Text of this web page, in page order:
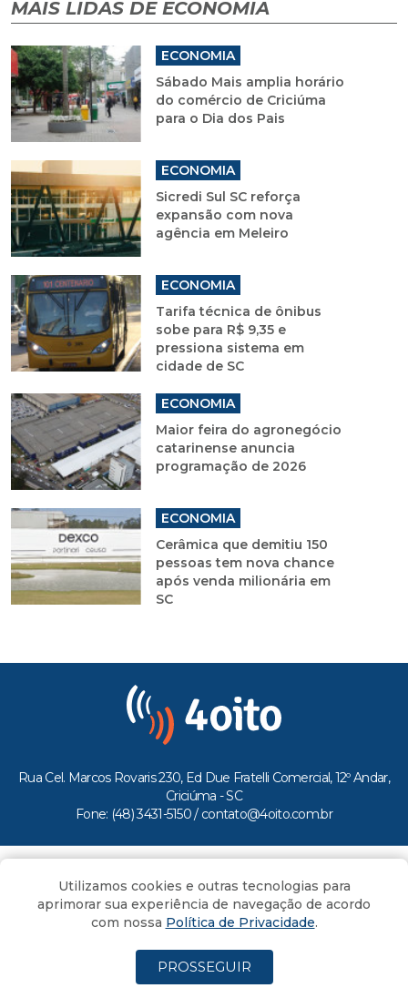
MAIS LIDAS DE ECONOMIA
ECONOMIA
Sábado Mais amplia horário
do comércio de Criciúma
para o Dia dos Pais
ECONOMIA
Sicredi Sul SC reforça
expansão com nova
agência em Meleiro
ECONOMIA
Tarifa técnica de ônibus
sobe para R$ 9,35 e
pressiona sistema em
cidade de SC
ECONOMIA
Maior feira do agronegócio
catarinense anuncia
programação de 2026
ECONOMIA
Cerâmica que demitiu 150
pessoas tem nova chance
após venda milionária em
SC
Rua Cel. Marcos Rovaris 230, Ed Due Fratelli Comercial, 12º Andar,
Criciúma - SC
Fone: (48) 3431-5150 / contato@4oito.com.br
Todos os direitos reservados ao Portal 4oito
Utilizamos cookies e outras tecnologias para
aprimorar sua experiência de navegação de acordo
com nossa Política de Privacidade.
PROSSEGUIR